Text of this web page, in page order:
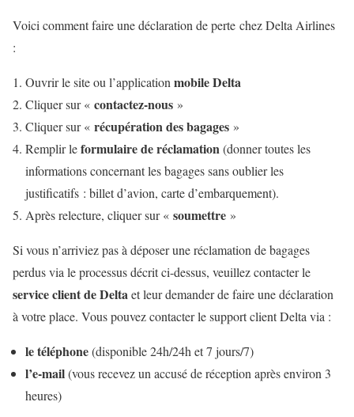
Voici comment faire une déclaration de perte chez Delta Airlines
:
Ouvrir le site ou l’applicationmobile Delta
Cliquer sur « contactez-nous »
Cliquer sur « récupération des bagages »
Remplir leformulaire de réclamation(donner toutes les
informations concernant les bagages sans oublier les
justificatifs : billet d’avion, carte d’embarquement).
Après relecture, cliquer sur « soumettre »
Si vous n’arriviez pas à déposer une réclamation de bagages
perdus via le processus décrit ci-dessus, veuillez contacter le
service client de Deltaet leur demander de faire une déclaration
à votre place. Vous pouvez contacter le support client Delta via :
le téléphone(disponible 24h/24h et 7 jours/7)
l’e-mail(vous recevez un accusé de réception après environ 3
heures)